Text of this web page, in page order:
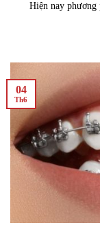
Hiện nay phương
04
Th6